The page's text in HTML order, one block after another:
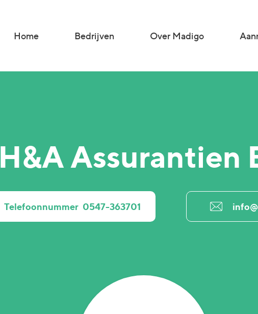
Home Bedrijven Over Madigo
H&A Assurantien
Telefoonnummer 0547-363701